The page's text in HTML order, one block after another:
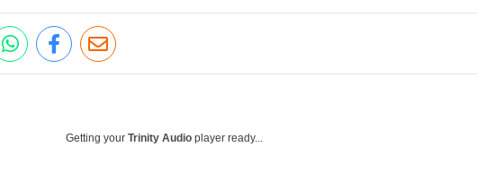
Getting yourTrinity Audio player ready...